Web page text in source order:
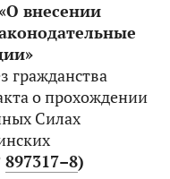
внесении
гражданства
о прохождении
Силах
897317–8)